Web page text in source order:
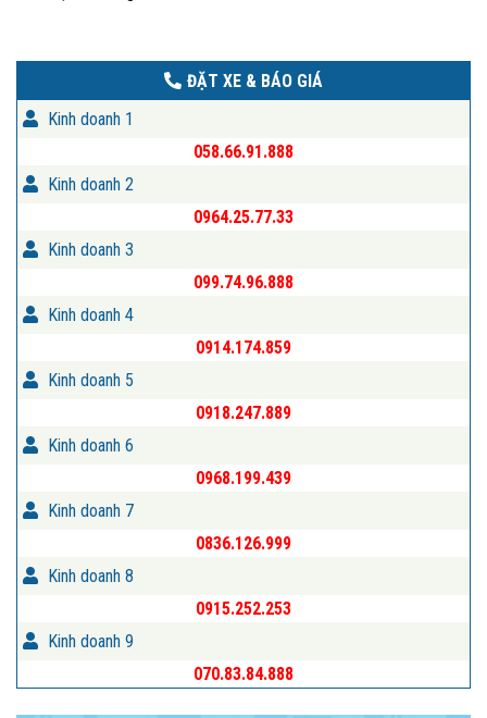
ĐẶT XE & BÁO GIÁ
Kinh doanh 1
058.66.91.888
Kinh doanh 2
0964.25.77.33
Kinh doanh 3
099.74.96.888
Kinh doanh 4
0914.174.859
Kinh doanh 5
0918.247.889
Kinh doanh 6
0968.199.439
Kinh doanh 7
0836.126.999
Kinh doanh 8
0915.252.253
Kinh doanh 9
070.83.84.888